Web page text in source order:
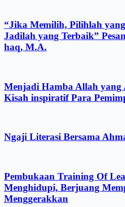
“Jika Memilih, Pilihlah
Jadilah yang Terbaik”
haq, M.A.
Menjadi Hamba Allah yang
Kisah inspiratif Para
Ngaji Literasi Bersama
Pembukaan Training Of
Menghidupi, Berjuang
Menggerakkan